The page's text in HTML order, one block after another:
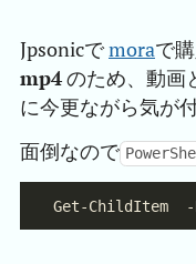
Jpsonicでmoraで
mp4のため、動画
に今更ながら気が付
面倒なので
Get-ChildItem  -